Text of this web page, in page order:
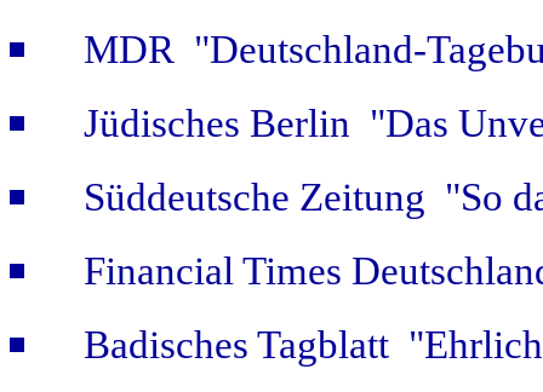
MDR "Deutschland-
Jüdisches Berlin "Das
Süddeutsche Zeitung "So
Financial Times
Badisches Tagblatt